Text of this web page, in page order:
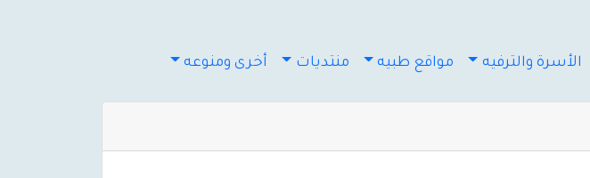
الأسرة والترفيه مواقع طبيه منتديات أخرى ومنوعه